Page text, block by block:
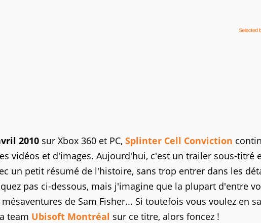
2010 sur Xbox 360 et PC, Splinter Cell Conviction
vidéos et d'images. Aujourd'hui, c'est un trailer sous-titré
un petit résumé de l'histoire, sans trop entrer dans les
pas ci-dessous, mais j'imagine que la plupart d'entre
de Sam Fisher... Si toutefois vous voulez en
team Ubisoft Montréal sur ce titre, alors foncez !